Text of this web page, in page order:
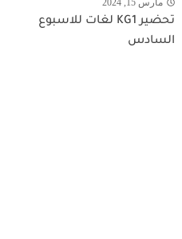
مارس 15, 2024
تحضير KG1 لغات للاسبوع
السادس